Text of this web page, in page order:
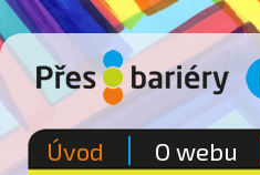
Úvod O webu